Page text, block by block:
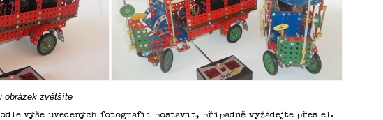
obrázek zvětšíte
výše uvedených fotografií postavit, případně vyžádejte přes el.